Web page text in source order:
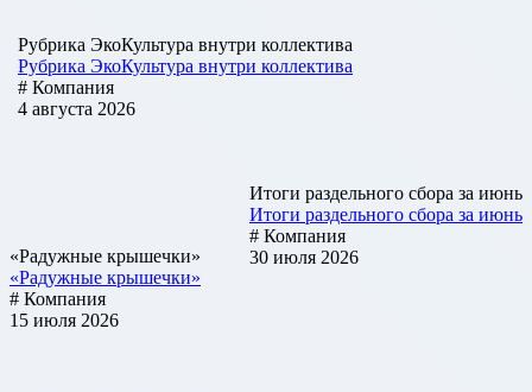
Рубрика ЭкоКультура внутри коллектива
Рубрика ЭкоКультура внутри коллектива
# Компания
4 августа 2026
Итоги раздельного сбора за июнь
Итоги раздельного сбора за июнь
# Компания
30 июля 2026
«Радужные крышечки»
«Радужные крышечки»
# Компания
15 июля 2026